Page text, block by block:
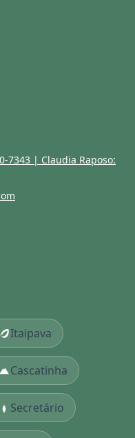
7343 | Claudia Raposo:
Itaipava
Cascatinha
Secretário